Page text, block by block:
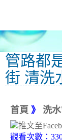
管路都
街 清洗
首頁 》 洗
觀看次數：